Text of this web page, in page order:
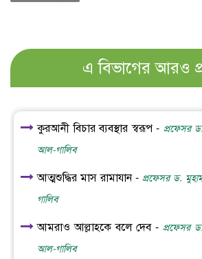
এ বিভাগের আরও
কুরআনী বিচার ব্যবস্থার স্বরূপ - প্রফেসর
আল-গালিব
আত্মশুদ্ধির মাস রামাযান - প্রফেসর ড.
গালিব
আমরাও আল্লাহকে বলে দেব - প্রফেসর
আল-গালিব